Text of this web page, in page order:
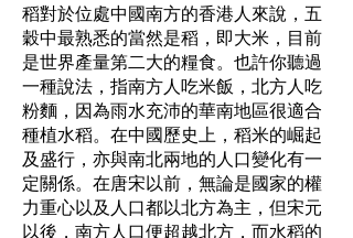
稻對於位處中國南方的香港人來說，五
穀中最熟悉的當然是稻，即大米，目前
是世界產量第二大的糧食。也許你聽過
一種說法，指南方人吃米飯，北方人吃
粉麵，因為雨水充沛的華南地區很適合
種植水稻。在中國歷史上，稻米的崛起
及盛行，亦與南北兩地的人口變化有一
定關係。在唐宋以前，無論是國家的權
力重心以及人口都以北方為主，但宋元
以後，南方人口便超越北方，而水稻的